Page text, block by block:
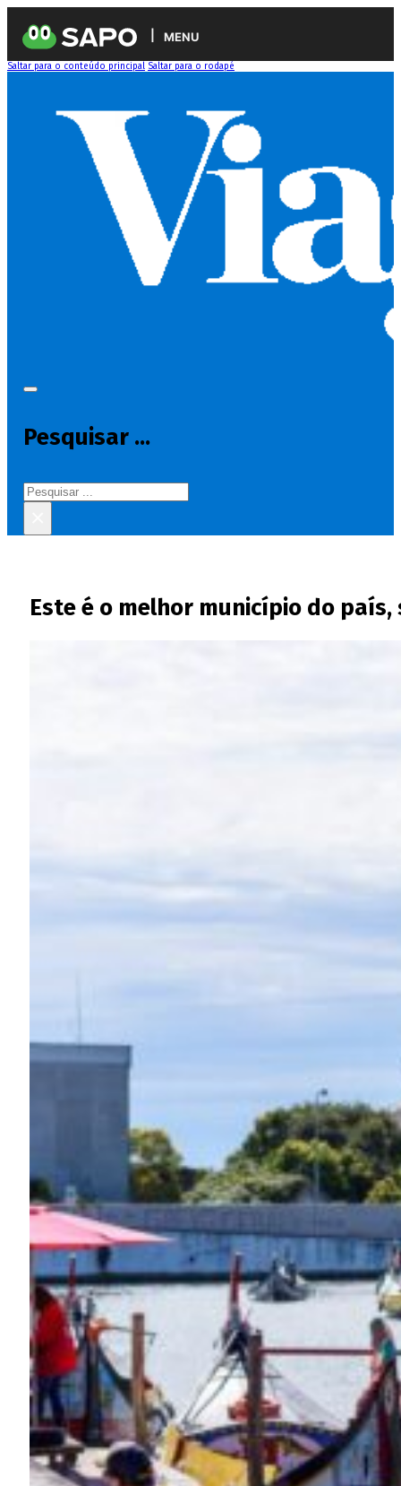
MENU
Saltar para o conteúdo principal Saltar para o rodapé
Pesquisar ...
Pesquisar
Este é o melhor município do